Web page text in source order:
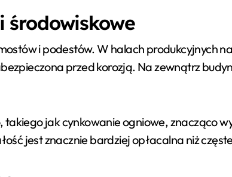
środowiskowe
i podestów. W halach produkcyjnych
przed korozją. Na zewnątrz
jak cynkowanie ogniowe, znacząco
jest znacznie bardziej opłacalna niż